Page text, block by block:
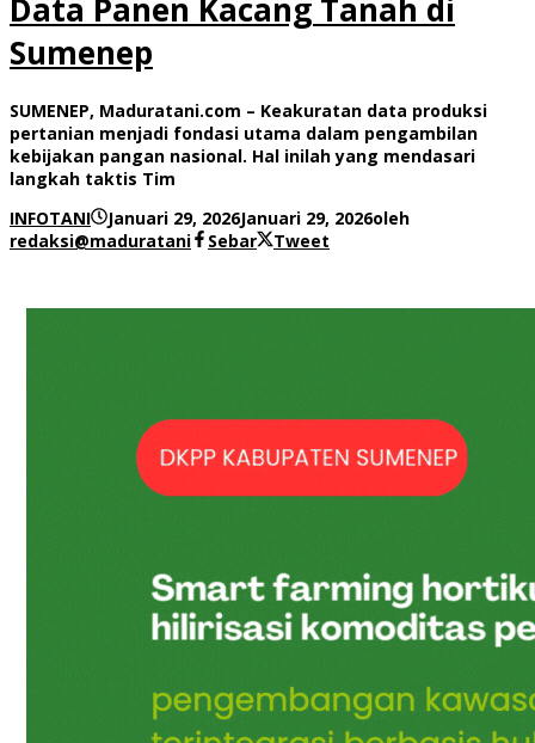
Data Panen Kacang Tanah di
Sumenep
SUMENEP, Maduratani.com – Keakuratan data produksi
pertanian menjadi fondasi utama dalam pengambilan
kebijakan pangan nasional. Hal inilah yang mendasari
langkah taktis Tim
INFOTANI
Januari 29, 2026Januari 29, 2026oleh
redaksi@maduratani
Sebar Tweet